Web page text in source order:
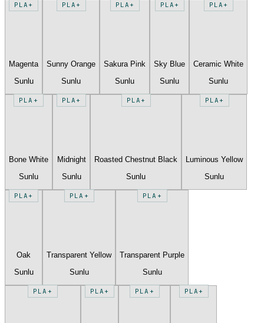
PLA+
Magenta
Sunlu
PLA+
Sunny Orange
Sunlu
PLA+
Sakura Pink
Sunlu
PLA+
Sky Blue
Sunlu
PLA+
Ceramic White
Sunlu
PLA+
Bone White
Sunlu
PLA+
Midnight
Sunlu
PLA+
Roasted Chestnut Black
Sunlu
PLA+
Luminous Yellow
Sunlu
PLA+
Oak
Sunlu
PLA+
Transparent Yellow
Sunlu
PLA+
Transparent Purple
Sunlu
PLA+ PLA+ PLA+ PLA+